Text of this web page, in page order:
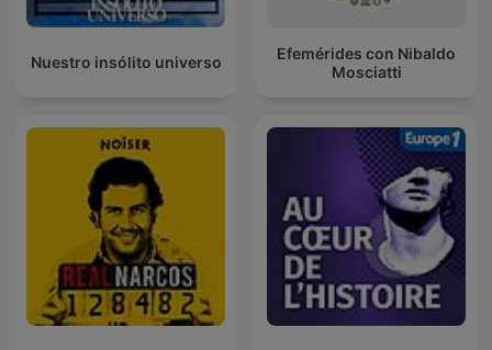
Nuestro insólito universo
Efemérides con Nibaldo
Mosciatti